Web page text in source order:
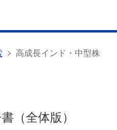
高成長インド・中型株
（全体版）